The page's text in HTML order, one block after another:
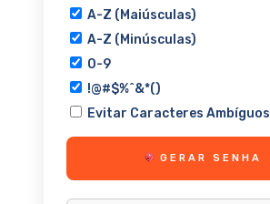
A-Z (maiúsculas)
A-Z (minúsculas)
0-9
!@#$%^&*()
Evitar Caracteres Ambíguos
GERAR SENHA